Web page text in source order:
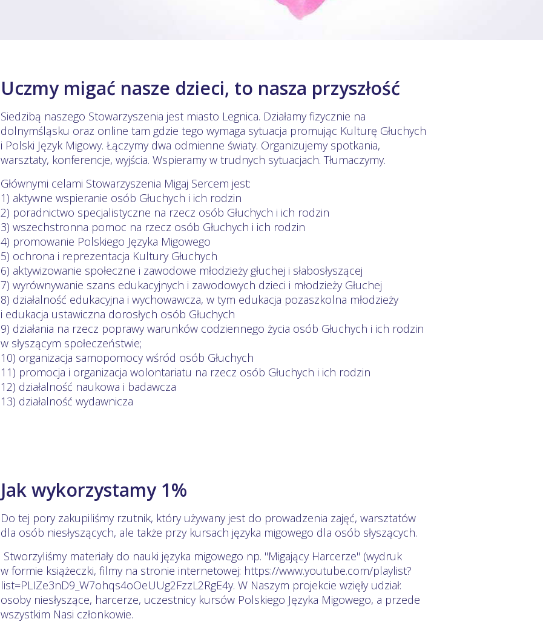
Uczmy migać nasze dzieci, to nasza przyszłość
Siedzibą naszego Stowarzyszenia jest miasto Legnica. Działamy fizycznie na
dolnymśląsku oraz online tam gdzie tego wymaga sytuacja promując Kulturę Głuchych
i Polski Język Migowy. Łączymy dwa odmienne światy. Organizujemy spotkania,
warsztaty, konferencje, wyjścia. Wspieramy w trudnych sytuacjach. Tłumaczymy.
Głównymi celami Stowarzyszenia Migaj Sercem jest:
1) aktywne wspieranie osób Głuchych i ich rodzin
2) poradnictwo specjalistyczne na rzecz osób Głuchych i ich rodzin
3) wszechstronna pomoc na rzecz osób Głuchych i ich rodzin
4) promowanie Polskiego Języka Migowego
5) ochrona i reprezentacja Kultury Głuchych
6) aktywizowanie społeczne i zawodowe młodzieży głuchej i słabosłyszącej
7) wyrównywanie szans edukacyjnych i zawodowych dzieci i młodzieży Głuchej
8) działalność edukacyjna i wychowawcza, w tym edukacja pozaszkolna młodzieży
i edukacja ustawiczna dorosłych osób Głuchych
9) działania na rzecz poprawy warunków codziennego życia osób Głuchych i ich rodzin
w słyszącym społeczeństwie;
10) organizacja samopomocy wśród osób Głuchych
11) promocja i organizacja wolontariatu na rzecz osób Głuchych i ich rodzin
12) działalność naukowa i badawcza
13) działalność wydawnicza
Jak wykorzystamy 1%
Do tej pory zakupiliśmy rzutnik, który używany jest do prowadzenia zajęć, warsztatów
dla osób niesłyszących, ale także przy kursach języka migowego dla osób słyszących.
Stworzyliśmy materiały do nauki języka migowego np. "Migający Harcerze" (wydruk
w formie książeczki, filmy na stronie internetowej: https://www.youtube.com/playlist?
list=PLIZe3nD9_W7ohqs4oOeUUg2FzzL2RgE4y. W Naszym projekcie wzięły udział:
osoby niesłyszące, harcerze, uczestnicy kursów Polskiego Języka Migowego, a przede
wszystkim Nasi członkowie.